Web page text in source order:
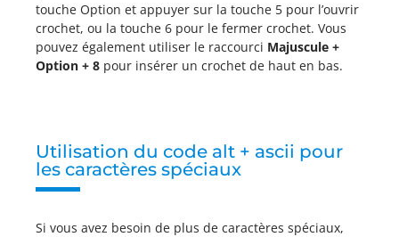
touche Option et appuyer sur la touche 5 pour l’ouvrir
crochet, ou la touche 6 pour le fermer crochet. Vous
pouvez également utiliser le raccourci Majuscule +
Option + 8 pour insérer un crochet de haut en bas.
Utilisation du code alt + ascii pour
les caractères spéciaux
Si vous avez besoin de plus de caractères spéciaux,